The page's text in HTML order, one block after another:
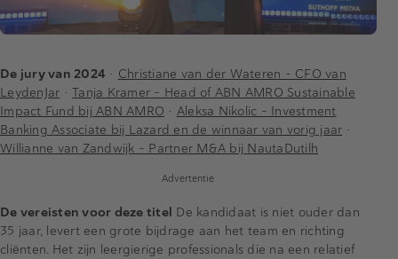
De jury van 2024 • Christiane van der Wateren - CFO van
LeydenJar • Tanja Kramer - Head of ABN AMRO Sustainable
Impact Fund bij ABN AMRO • Aleksa Nikolic - Investment
Banking Associate bij Lazard en de winnaar van vorig jaar •
Willianne van Zandwijk - Partner M&A bij NautaDutilh
Advertentie
De vereisten voor deze titel De kandidaat is niet ouder dan
35 jaar, levert een grote bijdrage aan het team en richting
cliënten. Het zijn leergierige professionals die na een relatief